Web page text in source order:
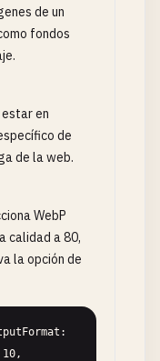
de un
fondos
en
de
de la web.
WebP
calidad a 80,
la opción de